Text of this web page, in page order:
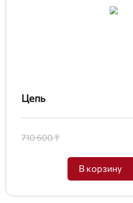
Цепь
710 600 ₸
В корзину